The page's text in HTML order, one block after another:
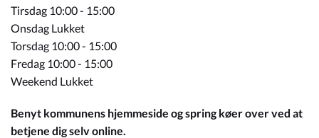
Tirsdag 10:00 - 15:00
Onsdag Lukket
Torsdag 10:00 - 15:00
Fredag 10:00 - 15:00
Weekend Lukket
Benyt kommunens hjemmeside og spring køer over ved at
betjene dig selv online.